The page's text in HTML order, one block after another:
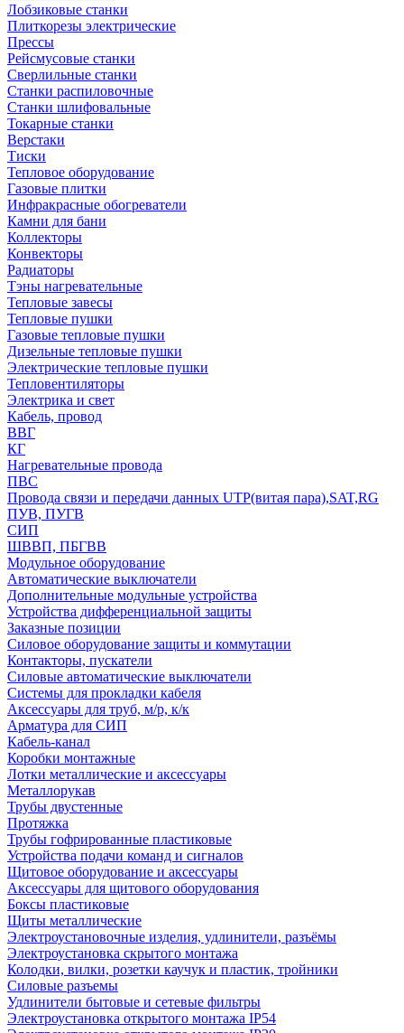
Лобзиковые станки
Плиткорезы электрические
Прессы
Рейсмусовые станки
Сверлильные станки
Станки распиловочные
Станки шлифовальные
Токарные станки
Верстаки
Тиски
Тепловое оборудование
Газовые плитки
Инфракрасные обогреватели
Камни для бани
Коллекторы
Конвекторы
Радиаторы
Тэны нагревательные
Тепловые завесы
Тепловые пушки
Газовые тепловые пушки
Дизельные тепловые пушки
Электрические тепловые пушки
Тепловентиляторы
Электрика и свет
Кабель, провод
ВВГ
КГ
Нагревательные провода
ПВС
Провода связи и передачи данных UTP(витая пара),SAT,RG
ПУВ, ПУГВ
СИП
ШВВП, ПБГВВ
Модульное оборудование
Автоматические выключатели
Дополнительные модульные устройства
Устройства дифференциальной защиты
Заказные позиции
Силовое оборудование защиты и коммутации
Контакторы, пускатели
Силовые автоматические выключатели
Системы для прокладки кабеля
Аксессуары для труб, м/р, к/к
Арматура для СИП
Кабель-канал
Коробки монтажные
Лотки металлические и аксессуары
Металлорукав
Трубы двустенные
Протяжка
Трубы гофрированные пластиковые
Устройства подачи команд и сигналов
Щитовое оборудование и аксессуары
Аксессуары для щитового оборудования
Боксы пластиковые
Щиты металлические
Электроустановочные изделия, удлинители, разъёмы
Электроустановка скрытого монтажа
Колодки, вилки, розетки каучук и пластик, тройники
Силовые разъемы
Удлинители бытовые и сетевые фильтры
Электроустановка открытого монтажа IP54